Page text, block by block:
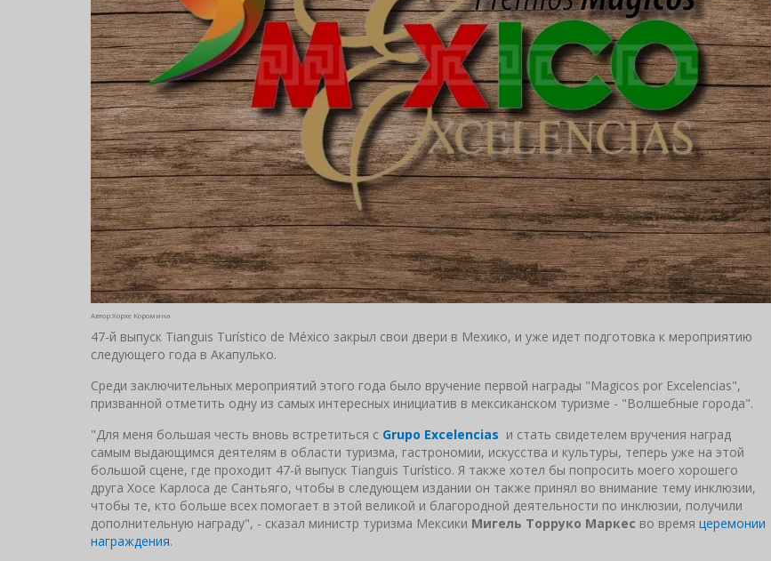
Автор:Хорхе Коромина
47-й выпуск Tianguis Turístico de México закрыл свои двери в Мехико, и уже идет подготовка к мероприятию
следующего года в Акапулько.
Среди заключительных мероприятий этого года было вручение первой награды "Magicos por Excelencias",
призванной отметить одну из самых интересных инициатив в мексиканском туризме - "Волшебные города".
"Для меня большая честь вновь встретиться с Grupo Excelencias и стать свидетелем вручения наград
самым выдающимся деятелям в области туризма, гастрономии, искусства и культуры, теперь уже на этой
большой сцене, где проходит 47-й выпуск Tianguis Turístico. Я также хотел бы попросить моего хорошего
друга Хосе Карлоса де Сантьяго, чтобы в следующем издании он также принял во внимание тему инклюзии,
чтобы те, кто больше всех помогает в этой великой и благородной деятельности по инклюзии, получили
дополнительную награду", - сказал министр туризма Мексики Мигель Торруко Маркес во время церемонии
награждения.